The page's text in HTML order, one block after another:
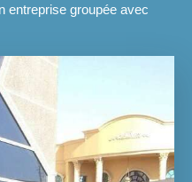
entreprise groupée avec